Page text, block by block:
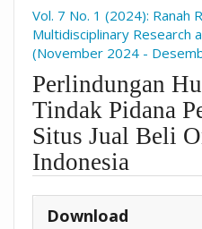
Vol. 7 No. 1 (2024): Ranah
Multidisciplinary Research
(November 2024 -
Perlindungan
Tindak Pidana
Situs Jual Beli
Indonesia
Download